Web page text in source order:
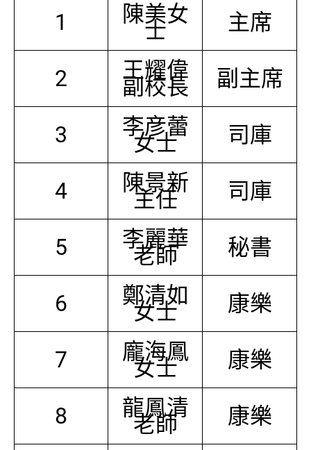
1
陳美女
士 主席
2 王耀偉
副校長 副主席
3 李彦蕾
女士 司庫
4 陳景新
主任 司庫
5 李麗華
老師 秘書
6 鄭清如
女士 康樂
7 龐海鳳
女士 康樂
8 龍鳳清
老師 康樂